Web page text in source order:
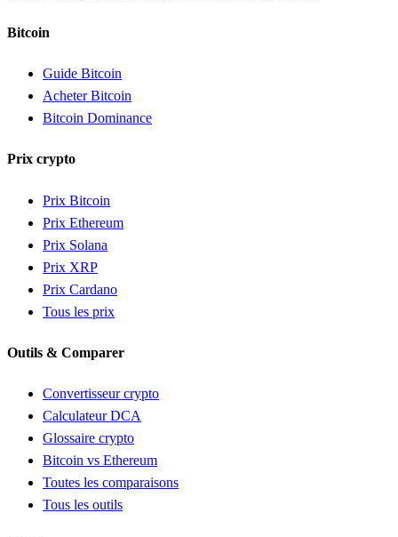
Bitcoin
Guide Bitcoin
Acheter Bitcoin
Bitcoin Dominance
Prix crypto
Prix Bitcoin
Prix Ethereum
Prix Solana
Prix XRP
Prix Cardano
Tous les prix
Outils & Comparer
Convertisseur crypto
Calculateur DCA
Glossaire crypto
Bitcoin vs Ethereum
Toutes les comparaisons
Tous les outils